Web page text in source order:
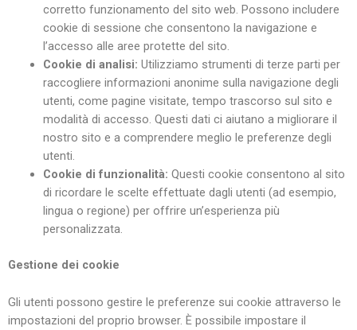
corretto funzionamento del sito web. Possono includere
cookie di sessione che consentono la navigazione e
l’accesso alle aree protette del sito.
Cookie di analisi: Utilizziamo strumenti di terze parti per
raccogliere informazioni anonime sulla navigazione degli
utenti, come pagine visitate, tempo trascorso sul sito e
modalità di accesso. Questi dati ci aiutano a migliorare il
nostro sito e a comprendere meglio le preferenze degli
utenti.
Cookie di funzionalità: Questi cookie consentono al sito
di ricordare le scelte effettuate dagli utenti (ad esempio,
lingua o regione) per offrire un’esperienza più
personalizzata.
Gestione dei cookie
Gli utenti possono gestire le preferenze sui cookie attraverso le
impostazioni del proprio browser. È possibile impostare il